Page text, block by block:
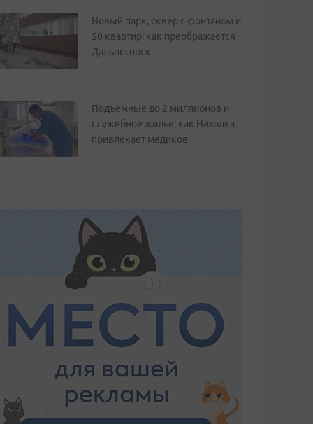
Новый парк, сквер с фонтаном и
50 квартир: как преображается
Дальнегорск
Подъемные до 2 миллионов и
служебное жилье: как Находка
привлекает медиков